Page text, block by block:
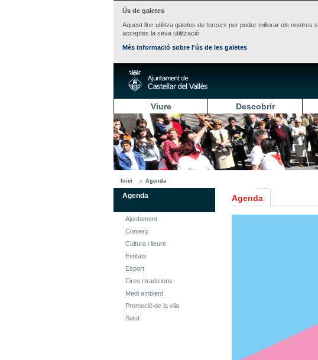
Ús de galetes
Aquest lloc utilitza galetes de tercers per poder millorar els
acceptes la seva utilització.
Més informació sobre l'ús de les galetes
Viure Descobrir
Inici Agenda
Agenda
Ajuntament
Comerç
Cultura i lleure
Entitats
Esport
Fires i tradicions
Medi ambient
Promoció de la vila
Salut
Agenda